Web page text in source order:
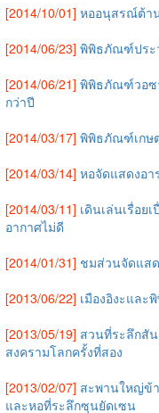
[2014/10/01] หออนุสรณ์ต้า
[2014/06/23] พิพิธภัณฑ์ประ
[2014/06/21] พิพิธภัณฑ์วอซ
กว่าปี
[2014/03/17] พิพิธภัณฑ์เกษ
[2014/03/14] หอจัดแสดงอา
[2014/03/11] เดินเล่นเรื่อย
อากาศไม่ดี
[2014/01/31] ชมส่วนจัดแส
[2013/06/22] เมืองอิงะแล
[2013/05/19] สวนที่ระลึกสั
สงครามโลกครั้งที่สอง
[2013/02/07] สะพานใหญ่ข้
และหอที่ระลึกซุนยัดเซน